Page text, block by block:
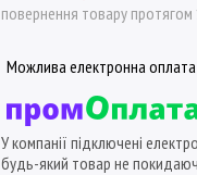
повернення товару протягом
У компанії підключені
будь-який товар не